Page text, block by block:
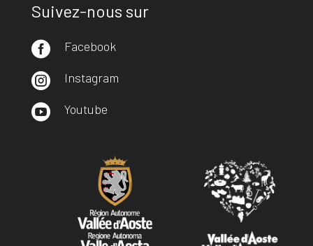
Suivez-nous sur
 Facebook
 Instagram
 Youtube